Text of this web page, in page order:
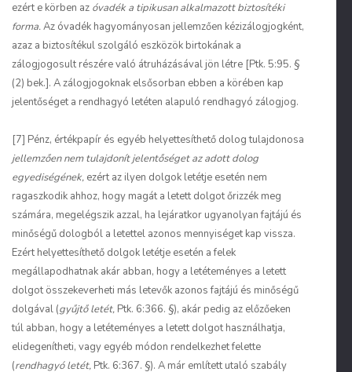
ezért e körben az óvadék a tipikusan alkalmazott biztosítéki
forma.Az óvadék hagyományosan jellemzően kézizálogjogként,
azaz a biztosítékul szolgáló eszközök birtokának a
zálogjogosult részére való átruházásával jön létre [Ptk. 5:95. §
(2) bek.]. A zálogjogoknak elsősorban ebben a körében kap
jelentőséget a rendhagyó letéten alapuló rendhagyó zálogjog.
[7] Pénz, értékpapír és egyéb helyettesíthető dolog tulajdonosa
jellemzően nem tulajdonít jelentőséget az adott dolog
egyediségének, ezért az ilyen dolgok letétje esetén nem
ragaszkodik ahhoz, hogy magát a letett dolgot őrizzék meg
számára, megelégszik azzal, ha lejáratkor ugyanolyan fajtájú és
minőségű dologból a letettel azonos mennyiséget kap vissza.
Ezért helyettesíthető dolgok letétje esetén a felek
megállapodhatnak akár abban, hogy a letéteményes a letett
dolgot összekeverheti más letevők azonos fajtájú és minőségű
dolgával (gyűjtő letét, Ptk. 6:366. §), akár pedig az előzőeken
túl abban, hogy a letéteményes a letett dolgot használhatja,
elidegenítheti, vagy egyéb módon rendelkezhet felette
(rendhagyó letét, Ptk. 6:367. §). A már említett utaló szabály